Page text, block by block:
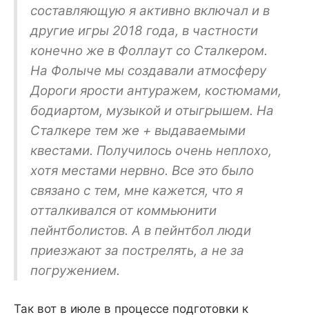
составляющую я активно включал и в
другие игры 2018 года, в частности
конечно же в Фоллаут со Сталкером.
На Фолыче мы создавали атмосферу
Дороги ярости антуражем, костюмами,
бодиартом, музыкой и отыгрышем. На
Сталкере тем же + выдаваемыми
квестами. Получилось очень неплохо,
хотя местами нервно. Все это было
связано с тем, мне кажется, что я
отталкивался от коммьюнити
пейнтболистов. А в пейнтбол люди
приезжают за пострелять, а не за
погружением.
Так вот в июле в процессе подготовки к